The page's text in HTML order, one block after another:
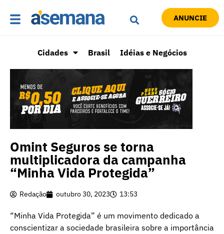
ANUNCIE
Cidades Brasil Idéias e Negócios
Omint Seguros se torna
multiplicadora da campanha
“Minha Vida Protegida”
Redação outubro 30, 2023 13:53
“Minha Vida Protegida” é um movimento dedicado a
conscientizar a sociedade brasileira sobre a importância